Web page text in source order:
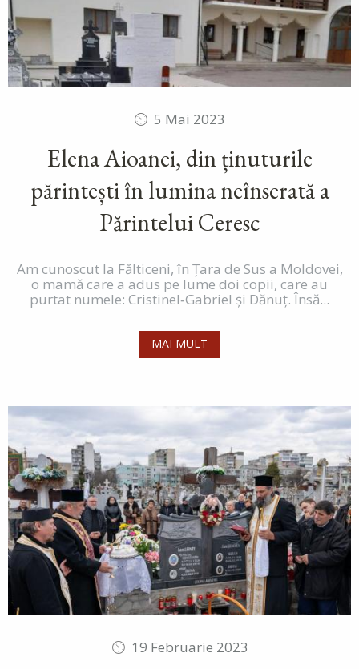
5 Mai 2023
Elena Aioanei, din ținuturile
părintești în lumina neînserată a
Părintelui Ceresc
Am cunoscut la Fălticeni, în Țara de Sus a Moldovei,
o mamă care a adus pe lume doi copii, care au
purtat numele: Cristinel‑Gabriel și Dănuț. Însă...
MAI MULT
19 Februarie 2023